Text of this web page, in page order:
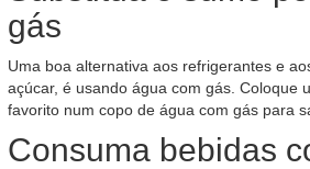
gás
Uma boa alternativa aos refrigerantes e
açúcar, é usando água com gás. Coloque
favorito num copo de água com gás para
Consuma bebidas